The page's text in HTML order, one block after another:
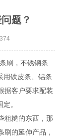
题？
刷，不锈钢条
用铁皮条、铝条
据客户要求配装
。
糙的东西，那
刷的延伸产品，